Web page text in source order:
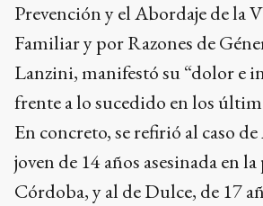
Prevención y el Abordaje de la
Familiar y por Razones de
Lanzini, manifestó su “dolor e
frente a lo sucedido en los
En concreto, se refirió al caso
joven de 14 años asesinada en
Córdoba, y al de Dulce, de 17